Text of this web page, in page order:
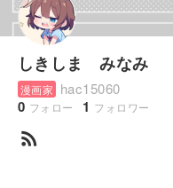
しきしま みなみ
漫画家 hac15060
0 フォロー 1 フォロワー
rss_feed